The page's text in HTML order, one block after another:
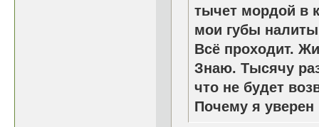
тычет мордой в
мои губы
Всё проходит.
Знаю. Тысячу
что не будет
Почему я